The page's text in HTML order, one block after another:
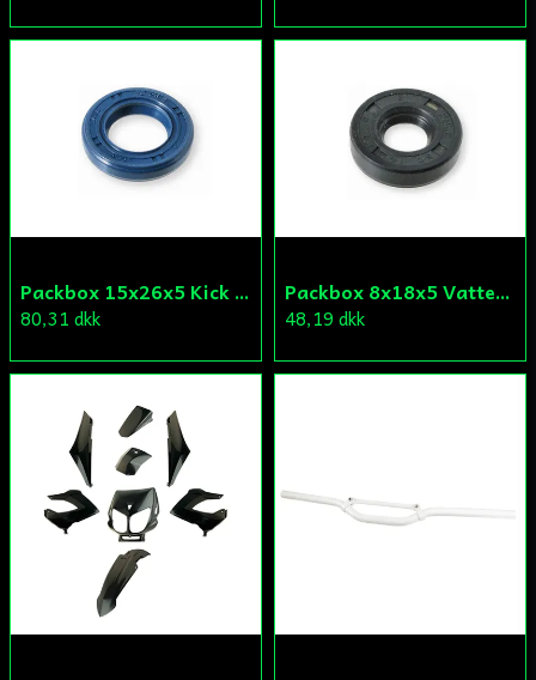
Packbox 15x26x5 Kick Aprilia/Derbi/Gilera (original)
80,31 dkk
Packbox 8x18x5 Vattenpump Aprilia/Derbi/Gilera (original)
48,19 dkk